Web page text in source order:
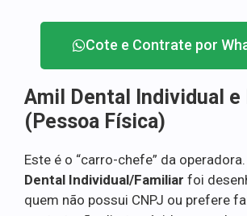
Cote e Contrate por
Amil Dental Individual e
(Pessoa Física)
Este é o “carro-chefe” da
Dental Individual/Familiar foi
quem não possui CNPJ ou prefere